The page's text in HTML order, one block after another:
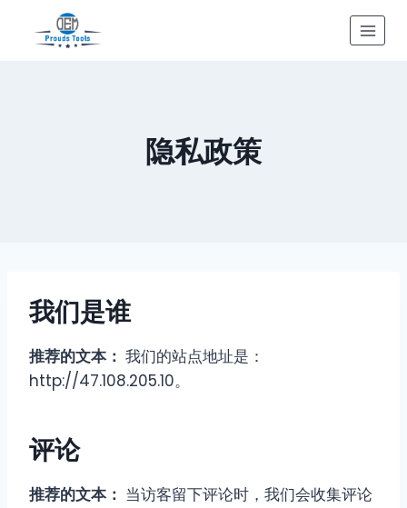
隐私政策
我们是谁
推荐的文本： 我们的站点地址是：
http://47.108.205.10。
评论
推荐的文本： 当访客留下评论时，我们会收集评论